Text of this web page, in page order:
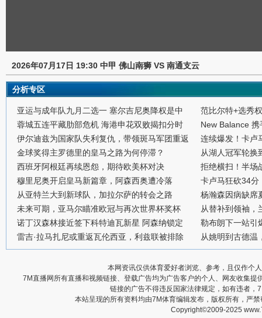
2026年07月17日 19:30 中甲 佛山南狮 VS 南通支云
分析专区
亚运与成年队九月二选一 塞尔吉尼奥降权是中
蓉城五连平藏肋部危机 海港申花双败揭扣分时
伊尔迪兹为国家队失利复仇，带领斑马军团重返
金球奖得主罗德里的皇马之路为何停滞？
西班牙阿根廷再续恩怨，期待欧美杯对决
穆里尼奥开启皇马新篇章，阿森西奥遭冷落
从亚特兰大到新球队，加拉尔萨的转会之路
未来可期，亚马尔瞄准欧冠与再次世界杯奖杯
诺丁汉森林接近签下科特迪瓦新星 阿森纳锁定
雷吉·拉马扎尼或重返瓦伦西亚，利兹联被排除
范比尔特+选秀
New Balance
连续爆发！卡卢
从湖人冠军轮换
拒绝横扫！半场
卡卢马狂砍34分
杨瀚森因病缺席
从替补到领袖，
勒布朗下一站引
从姚明到古德温
本网资讯仅供体育爱好者浏览、参考，且仅作个
7M直播网所有直播和视频链接、登载广告均为广告客户的个人、网友收集
链接的广告不得违反国家法律规定，如有违者
本站呈现的所有资料均由7M体育编辑发布，版权所有，严
Copyright©2009-2025